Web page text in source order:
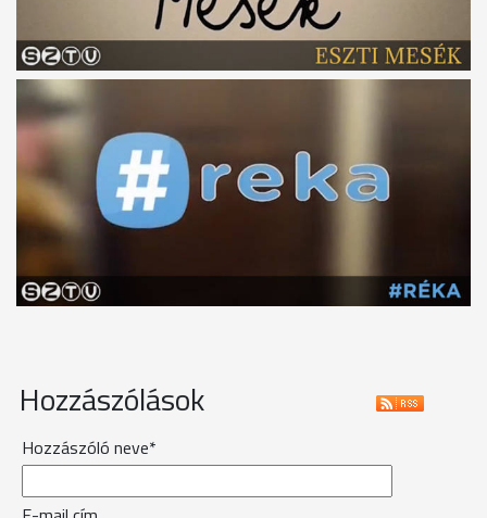
Hozzászólások
Hozzászóló neve*